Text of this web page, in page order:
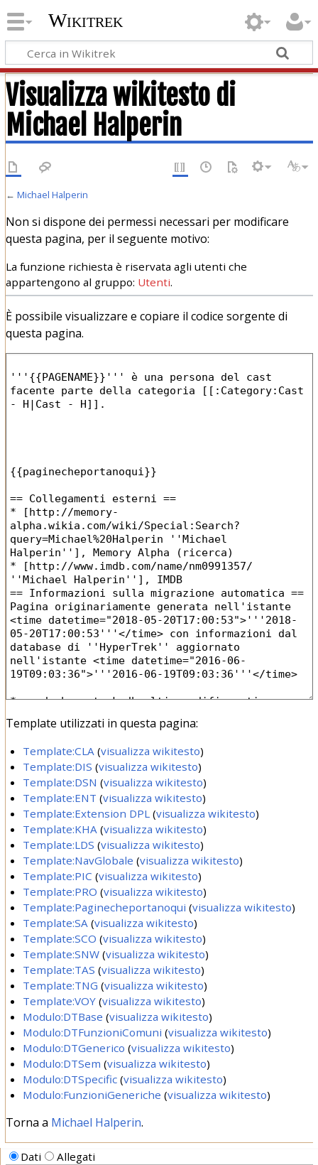
Wikitrek
Visualizza wikitesto di
Michael Halperin
← Michael Halperin
Non si dispone dei permessi necessari per modificare
questa pagina, per il seguente motivo:
La funzione richiesta è riservata agli utenti che
appartengono al gruppo: Utenti.
È possibile visualizzare e copiare il codice sorgente di
questa pagina.
Template utilizzati in questa pagina:
Template:CLA (visualizza wikitesto)
Template:DIS (visualizza wikitesto)
Template:DSN (visualizza wikitesto)
Template:ENT (visualizza wikitesto)
Template:Extension DPL (visualizza wikitesto)
Template:KHA (visualizza wikitesto)
Template:LDS (visualizza wikitesto)
Template:NavGlobale (visualizza wikitesto)
Template:PIC (visualizza wikitesto)
Template:PRO (visualizza wikitesto)
Template:Paginecheportanoqui (visualizza wikitesto)
Template:SA (visualizza wikitesto)
Template:SCO (visualizza wikitesto)
Template:SNW (visualizza wikitesto)
Template:TAS (visualizza wikitesto)
Template:TNG (visualizza wikitesto)
Template:VOY (visualizza wikitesto)
Modulo:DTBase (visualizza wikitesto)
Modulo:DTFunzioniComuni (visualizza wikitesto)
Modulo:DTGenerico (visualizza wikitesto)
Modulo:DTSem (visualizza wikitesto)
Modulo:DTSpecific (visualizza wikitesto)
Modulo:FunzioniGeneriche (visualizza wikitesto)
Torna a Michael Halperin.
Dati Allegati